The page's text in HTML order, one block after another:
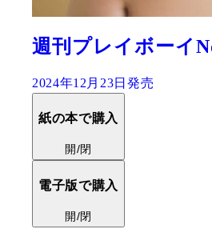
週刊プレイボーイ
2024年12月23日発売
紙の本で購入
開/閉
電子版で購入
開/閉